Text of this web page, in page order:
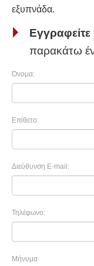
εξυπνάδα.
Εγγραφείτε
παρακάτω
Όνομα:
Επίθετο:
Διεύθυνση E-mail:
Τηλέφωνο:
Μήνυμα